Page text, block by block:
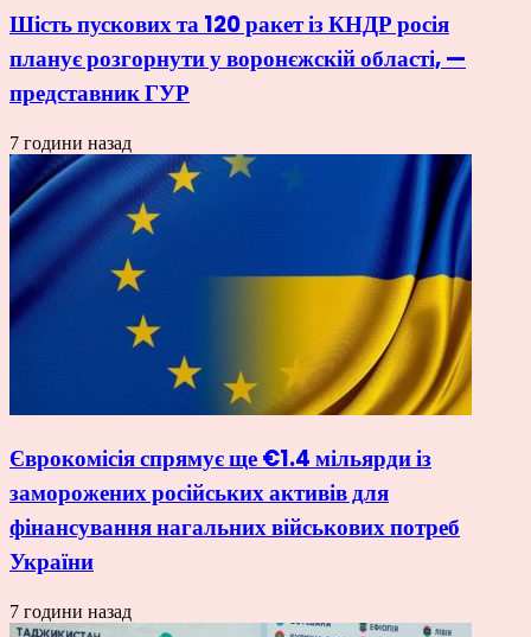
Шість пускових та 120 ракет із КНДР росія
планує розгорнути у воронєжскій області, —
представник ГУР
7 години назад
Єврокомісія спрямує ще €1.4 мільярди із
заморожених російських активів для
фінансування нагальних військових потреб
України
7 години назад